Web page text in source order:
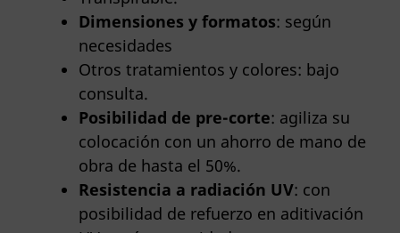
Dimensiones y formatos: según
necesidades
Otros tratamientos y colores: bajo
consulta.
Posibilidad de pre-corte: agiliza su
colocación con un ahorro de mano de
obra de hasta el 50%.
Resistencia a radiación UV: con
posibilidad de refuerzo en aditivación